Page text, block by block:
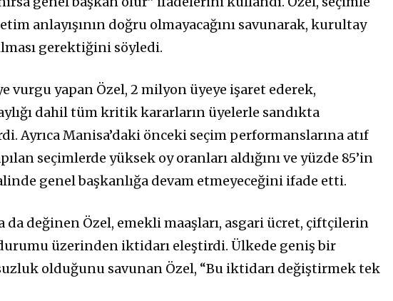
anlayışının doğru olmayacağını savunarak, kurultay
gerektiğini söyledi.
vurgu yapan Özel, 2 milyon üyeye işaret ederek,
dahil tüm kritik kararların üyelerle sandıkta
Ayrıca Manisa’daki önceki seçim performanslarına atıf
seçimlerde yüksek oy oranları aldığını ve yüzde 85’in
genel başkanlığa devam etmeyeceğini ifade etti.
değinen Özel, emekli maaşları, asgari ücret, çiftçilerin
üzerinden iktidarı eleştirdi. Ülkede geniş bir
olduğunu savunan Özel, “Bu iktidarı değiştirmek tek